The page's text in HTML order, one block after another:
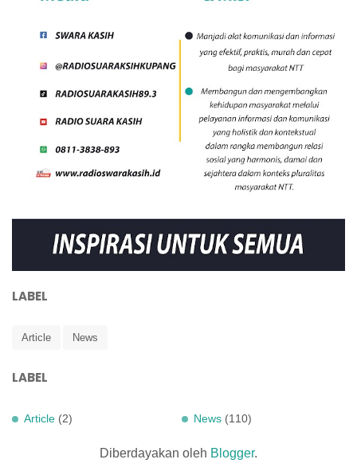
LABEL
Article News
LABEL
Article (2) News (110)
Diberdayakan oleh Blogger.